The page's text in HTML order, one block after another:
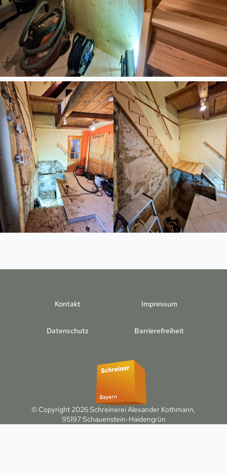
Kontakt Impressum
Datenschutz Barrierefreiheit
© Copyright 2026 Schreinerei Alexander Kothmann,
95197 Schauenstein-Haidengrün